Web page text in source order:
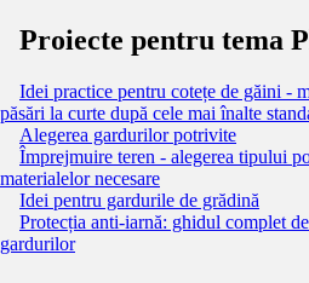
Proiecte pentru tema
Idei practice pentru cotețe de găini -
păsări la curte după cele mai înalte
Alegerea gardurilor potrivite
Împrejmuire teren - alegerea tipului
materialelor necesare
Idei pentru gardurile de grădină
Protecția anti-iarnă: ghidul complet
gardurilor